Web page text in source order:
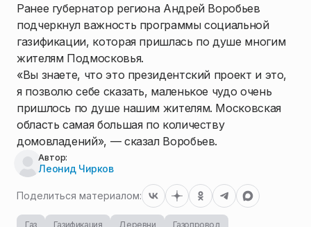
Ранее губернатор региона Андрей Воробьев
подчеркнул важность программы социальной
газификации, которая пришлась по душе многим
жителям Подмосковья.
«Вы знаете, что это президентский проект и это,
я позволю себе сказать, маленькое чудо очень
пришлось по душе нашим жителям. Московская
область самая большая по количеству
домовладений», — сказал Воробьев.
Автор:
Леонид Чирков
Поделиться материалом:
Газ Газификация Деревни
Газопровод